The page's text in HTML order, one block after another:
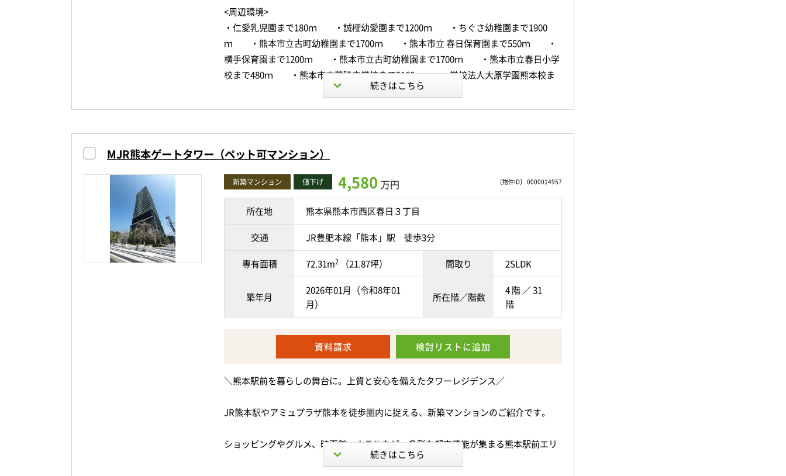
◆緩衝区（小学校）春日小学校／五福小学校
◆緩衝区（中学校）花陵中学校／藤園中学校
物件は最新の情報を記載するよう心がけておりますが、ご来店いただいた際にあわせ
てご紹介を行っているため、すでに成約、商談が入ってしまっている場合がありま
※掲載内容と現況に相違がある場合は、現況優先とさせていただきます。
現地確認や資料請求はお気軽にお問い合わせください。
ご連絡お待ちしております。
る充実の収納力が魅力です。
室内はもちろん、共用部の充実度もタワーマンションならでは。
各フロアでのゴミ出しや24時間対応のゴミステーションにより、忙しい日々の中でも
ストレスフリーな生活を実現します。
フィットネスジムも備わっており、思い立ったときにすぐ運動できる環境も魅力のひ
とつです。
徒歩圏内の熊本駅からは電車・市電・新幹線と多彩なアクセスが可能。
さらに「アミュプラザくまもと」をはじめ、ショッピングやグルメ、日常生活に必要
な施設も充実しています。
利便性・快適性・上質さ――そのすべてを兼ね備えた、熊本でも限られた特別な住ま
ここで、心満たされる新しい暮らしを始めてみませんか。
ぜひ一度、その魅力をご体感ください。
※ペット相談（飼育できるペットには規定がございます。詳しくはお問い合わせくだ
物件は最新の情報を記載するよう心がけておりますが、 来客されました際にあわせて
<周辺環境>
・仁愛乳児園まで180ｍ ・誠櫻幼愛園まで1200ｍ ・ちぐさ幼稚園まで1900
ｍ ・熊本市立古町幼稚園まで1700ｍ ・熊本市立 春日保育園まで550ｍ ・
横手保育園まで1200ｍ ・熊本市立古町幼稚園まで1700ｍ ・熊本市立春日小学
校まで480ｍ ・熊本市立花陵中学校まで2160ｍ ・学校法人大原学園熊本校ま
で1000ｍ ・東京CPA会計学院熊本校まで1200ｍ ・熊本駅前看護リハビリテー
ション学院まで1200ｍ ・九州技術教育専門学校熊本校まで1100ｍ ・九州中央
まで1100ｍ ・熊本駅前矯正歯科クリニックまで650ｍ ・春日クリニックまで6
00ｍ ・はるかぜ居宅介護支援事業所まで600ｍ ・うちだ歯科医院まで270ｍ
県支部熊本心理相談センターまで350ｍ ・細川歯科まで1100ｍ ・セブン-イレ
ブン 熊本春日４丁目店まで230ｍ ・ファミリーマート 銘品蔵熊本駅新幹線口店まで6
<実際に歩いた時の距離とは異なる場合がございますので、予めご了承ください。>
MJR熊本ゲートタワー（ペット可マンション）
〔物件ID〕 0000014957
新築マンション 値下げ 4,580 万円
所在地 熊本県熊本市西区春日３丁目
交通 JR豊肥本線「熊本」駅 徒歩3分
専有面積 72.31m2 （21.87坪） 間取り 2SLDK
築年月
2026年01月（令和8年01
月）
所在階／階数
4 階 ／ 31
階
資料請求 検討リストに追加
＼熊本駅前を暮らしの舞台に。上質と安心を備えたタワーレジデンス／
JR熊本駅やアミュプラザ熊本を徒歩圏内に捉える、新築マンションのご紹介です。
ショッピングやグルメ、映画館、ホテルなど、多彩な都市機能が集まる熊本駅前エリ